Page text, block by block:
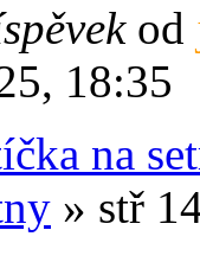
od
18:35
na
» stř